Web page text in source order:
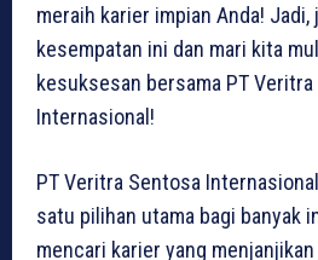
meraih karier impian Anda! Jadi,
kesempatan ini dan mari kita
kesuksesan bersama PT
Internasional!
PT Veritra Sentosa
satu pilihan utama bagi banyak
mencari karier yang